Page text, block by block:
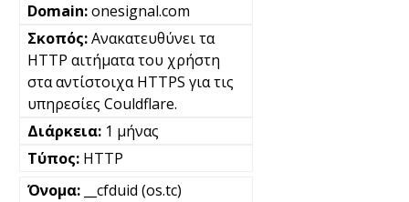
onesignal.com
Ανακατευθύνει τα
HTTP αιτήματα του χρήστη
στα αντίστοιχα HTTPS για τις
υπηρεσίες Couldflare.
1 μήνας
HTTP
__cfduid (os.tc)